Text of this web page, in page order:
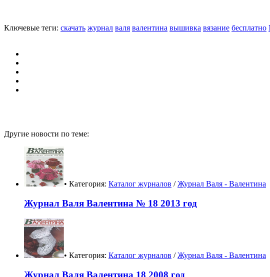
Ключевые теги: скачать журнал валя валентина вышивка вязание бесплатно
Другие новости по теме:
• Категория: Каталог журналов /Журнал Валя - Валентина
Журнал Валя Валентина № 18 2013 год
• Категория: Каталог журналов /Журнал Валя - Валентина
Журнал Валя Валентина 18 2008 год